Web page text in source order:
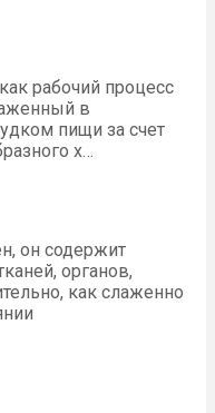
рабочий процесс
в
пищи за счет
х…
он содержит
органов,
как слаженно